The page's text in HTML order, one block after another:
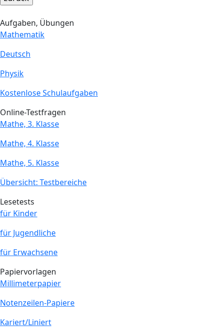
Aufgaben, Übungen
Mathematik
Deutsch
Physik
Kostenlose Schulaufgaben
Online-Testfragen
Mathe, 3. Klasse
Mathe, 4. Klasse
Mathe, 5. Klasse
Übersicht: Testbereiche
Lesetests
für Kinder
für Jugendliche
für Erwachsene
Papiervorlagen
Millimeterpapier
Notenzeilen-Papiere
Kariert/Liniert